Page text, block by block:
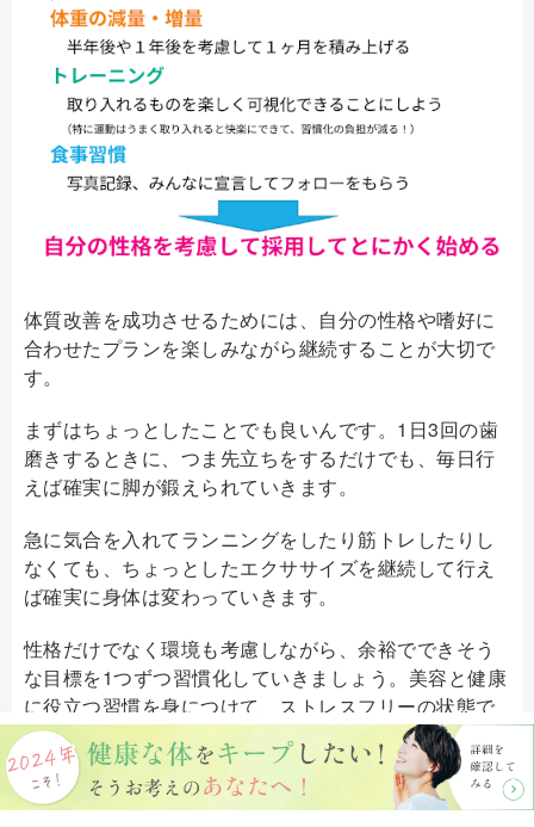
体質改善を成功させるためには、自分の性格や嗜好に
合わせたプランを楽しみながら継続することが大切で
す。
まずはちょっとしたことでも良いんです。1日3回の歯
磨きするときに、つま先立ちをするだけでも、毎日行
えば確実に脚が鍛えられていきます。
急に気合を入れてランニングをしたり筋トレしたりし
なくても、ちょっとしたエクササイズを継続して行え
ば確実に身体は変わっていきます。
性格だけでなく環境も考慮しながら、余裕でできそう
な目標を1つずつ習慣化していきましょう。美容と健康
に役立つ習慣を身につけて、ストレスフリーの状態で
体質改善をゆるっと成功させてみてください。